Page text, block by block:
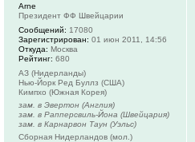
Arne
Президент ФФ Швейцарии
Сообщений: 17080
Зарегистрирован: 01 июн 2011, 14:56
Откуда: Москва
Рейтинг: 680
АЗ (Нидерланды)
Нью-Йорк Ред Буллз (США)
Кимпхо (Южная Корея)
зам. в Эвертон (Англия)
зам. в Рапперсвиль-Йона (Швейцария)
зам. в Карнарвон Таун (Уэльс)
Сборная Нидерландов (мол.)